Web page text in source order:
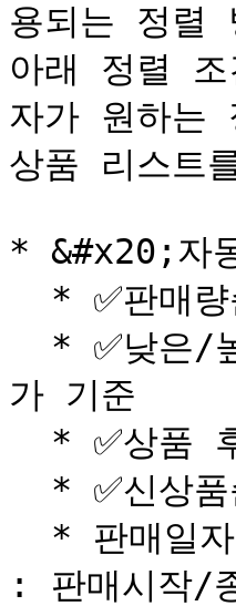
용되는 정렬
아래 정렬
자가 원하는
상품 리스트
* &#x20;자
가 기준
: 판매시작/